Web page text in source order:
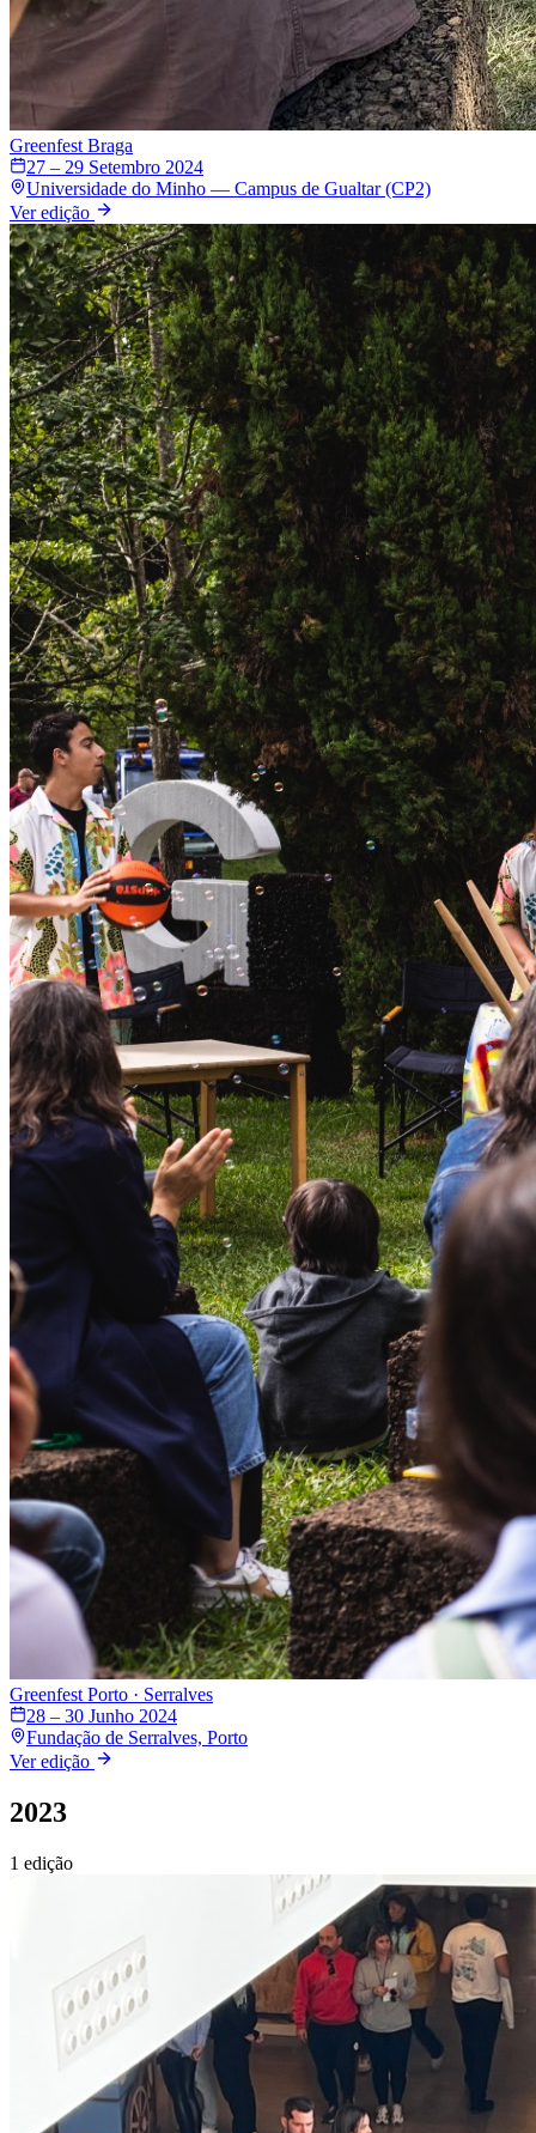
Greenfest Braga
27 – 29 Setembro 2024
Universidade do Minho — Campus de Gualtar (CP2)
Ver edição
Greenfest Porto · Serralves
28 – 30 Junho 2024
Fundação de Serralves, Porto
Ver edição
2023
1 edição